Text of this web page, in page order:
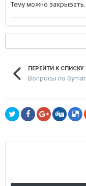
Тему можно закрывать.
ПЕРЕЙТИ К СПИСКУ
Вопросы по